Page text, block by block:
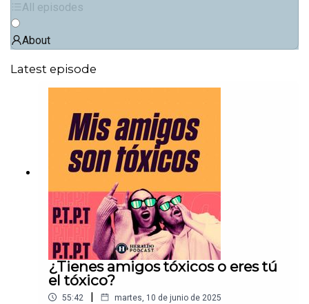
All episodes
About
Latest episode
¿Tienes amigos tóxicos o eres tú
el tóxico?
55:42 | martes, 10 de junio de 2025